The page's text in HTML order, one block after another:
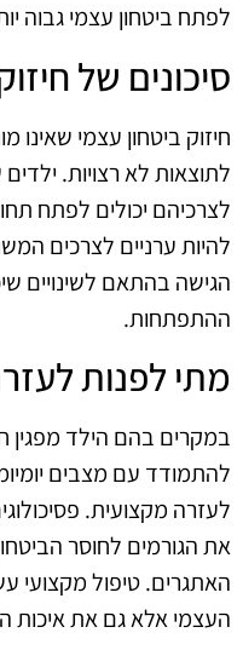
לפתח ביטחון עצמי גבוה
סיכונים של
חיזוק ביטחון עצמי שאינו
לתוצאות לא רצויות.
לצרכיהם יכולים לפתח
להיות ערניים לצרכים
הגישה בהתאם לשינויים
ההתפתחות.
מתי לפנות
במקרים בהם הילד מפגין
להתמודד עם מצבים
לעזרה מקצועית.
את הגורמים לחוסר
האתגרים. טיפול מקצועי
העצמי אלא גם את איכות